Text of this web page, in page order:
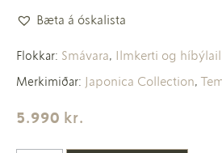
Bæta á óskalista
Flokkar: Smávara, Ilmkerti og
Merkimiðar: Japonica Collection,
5.990 kr.